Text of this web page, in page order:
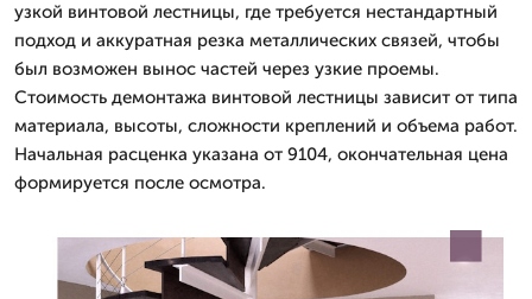
узкой винтовой лестницы, где требуется нестандартный
подход и аккуратная резка металлических связей, чтобы
был возможен вынос частей через узкие проемы.
Стоимость демонтажа винтовой лестницы зависит от типа
материала, высоты, сложности креплений и объема работ.
Начальная расценка указана от 9104, окончательная цена
формируется после осмотра.